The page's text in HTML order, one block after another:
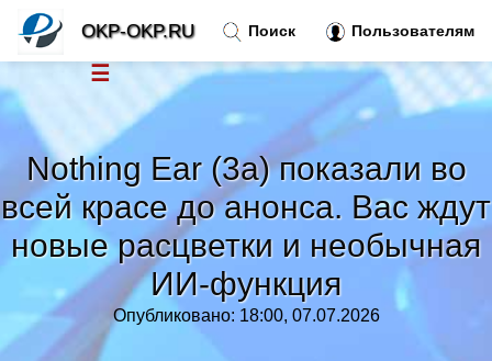
Nothing Ear (3a) показали во
всей красе до анонса. Вас ждут
новые расцветки и необычная
ИИ-функция
Опубликовано: 18:00, 07.07.2026
Поиск Пользователям
OKP-OKP.RU
☰
Тренды новостей»
Рубрики »
Правила »